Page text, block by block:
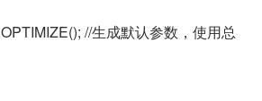
//生成默认参数，使用总